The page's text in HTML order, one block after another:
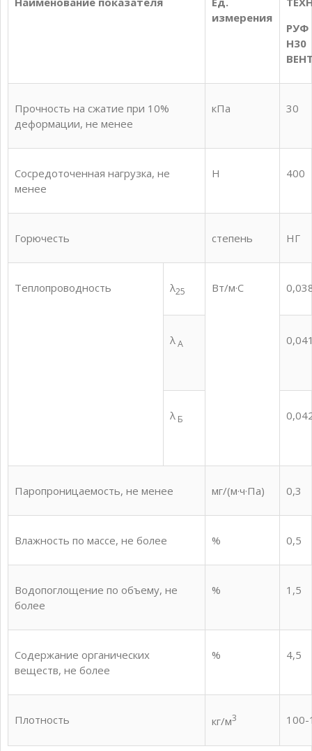
измерения
РУФ
Н30
Прочность на сжатие при 10%
деформации, не менее
кПа 30
Сосредоточенная нагрузка, не
менее
H 400
Горючесть степень НГ
Теплопроводность λ25 Вт/м·С
λА
λ Б
Паропроницаемость, не менее мг/(м·ч·Па) 0,3
Влажность по массе, не более % 0,5
Водопоглощение по объему, не
более
% 1,5
Содержание органических
веществ, не более
% 4,5
Плотность кг/м3